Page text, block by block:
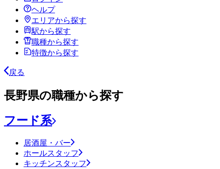
ヘルプ
エリアから探す
駅から探す
職種から探す
特徴から探す
戻る
長野県の職種から探す
フード系
居酒屋・バー
ホールスタッフ
キッチンスタッフ